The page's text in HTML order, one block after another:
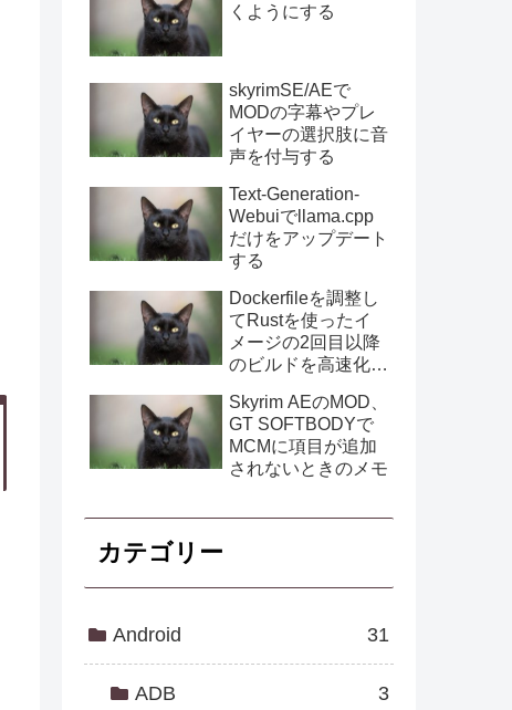
くようにする
skyrimSE/AEで
MODの字幕やプレ
イヤーの選択肢に音
声を付与する
Text-Generation-
Webuiでllama.cpp
だけをアップデート
する
Dockerfileを調整し
てRustを使ったイ
メージの2回目以降
のビルドを高速化す
Skyrim AEのMOD、
GT SOFTBODYで
MCMに項目が追加
されないときのメモ
カテゴリー
Android 31
ADB 3